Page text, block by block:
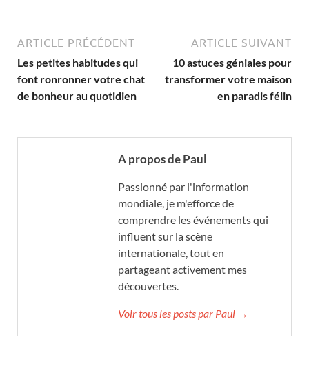
ARTICLE PRÉCÉDENT
Les petites habitudes qui
font ronronner votre chat
de bonheur au quotidien
ARTICLE SUIVANT
10 astuces géniales pour
transformer votre maison
en paradis félin
A propos de Paul
Passionné par l'information
mondiale, je m'efforce de
comprendre les événements qui
influent sur la scène
internationale, tout en
partageant activement mes
découvertes.
Voir tous les posts par Paul →